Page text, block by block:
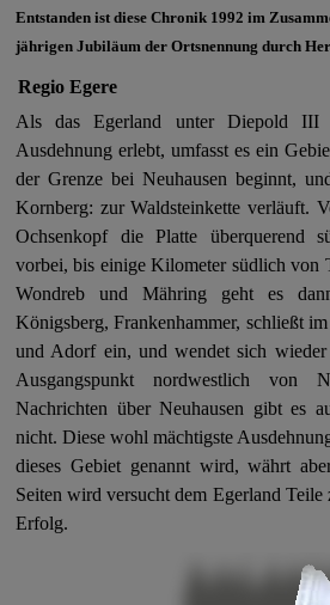
Entstanden ist diese Chronik 1992 im
jährigen Jubiläum der Ortsnennung durch
Regio Egere
Als das Egerland unter Diepold III
Ausdehnung erlebt, umfasst es ein
der Grenze bei Neuhausen beginnt,
Kornberg: zur Waldsteinkette verläuft.
Ochsenkopf die Platte überquerend
vorbei, bis einige Kilometer südlich von
Wondreb und Mähring geht es
Königsberg, Frankenhammer, schließt
und Adorf ein, und wendet sich wieder
Ausgangspunkt nordwestlich von
Nachrichten über Neuhausen gibt es
nicht.Diese wohl mächtigste
dieses Gebiet genannt wird, währt
Seiten wird versucht dem Egerland Teile
Erfolg.